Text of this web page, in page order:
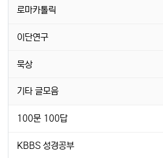
로마카톨릭
이단연구
묵상
기타 글모음
100문 100답
KBBS 성경공부